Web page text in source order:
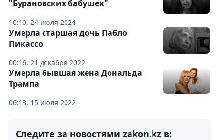
10:10, 24 июля 2024
"Бурановских бабушек"
00:16, 21 декабря 2022
Умерла старшая дочь Пабло
Пикассо
06:13, 15 июля 2022
Умерла бывшая жена Дональда
Трампа
Следите за новостями zakon.kz в: